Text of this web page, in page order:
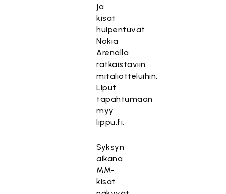
ja
kisat
huipentuvat
Nokia
Arenalla
ratkaistaviin
mitaliotteluihin.
Liput
tapahtumaan
myy
lippu.fi.
Syksyn
aikana
MM-
kisat